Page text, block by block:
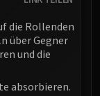
die Rollenden
über Gegner
und die
absorbieren.